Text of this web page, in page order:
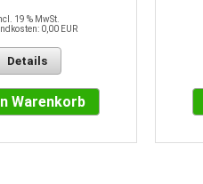
19 % MwSt.
0,00 EUR
Details
Warenkorb